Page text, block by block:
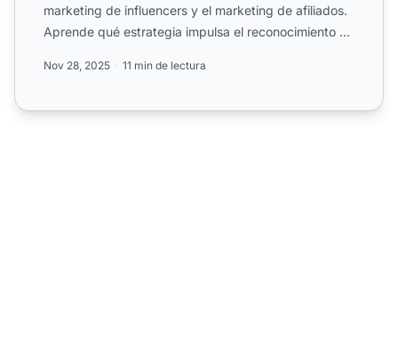
marketing de influencers y el marketing de afiliados.
Aprende qué estrategia impulsa el reconocimiento de
Nov 28, 2025 11 min de lectura